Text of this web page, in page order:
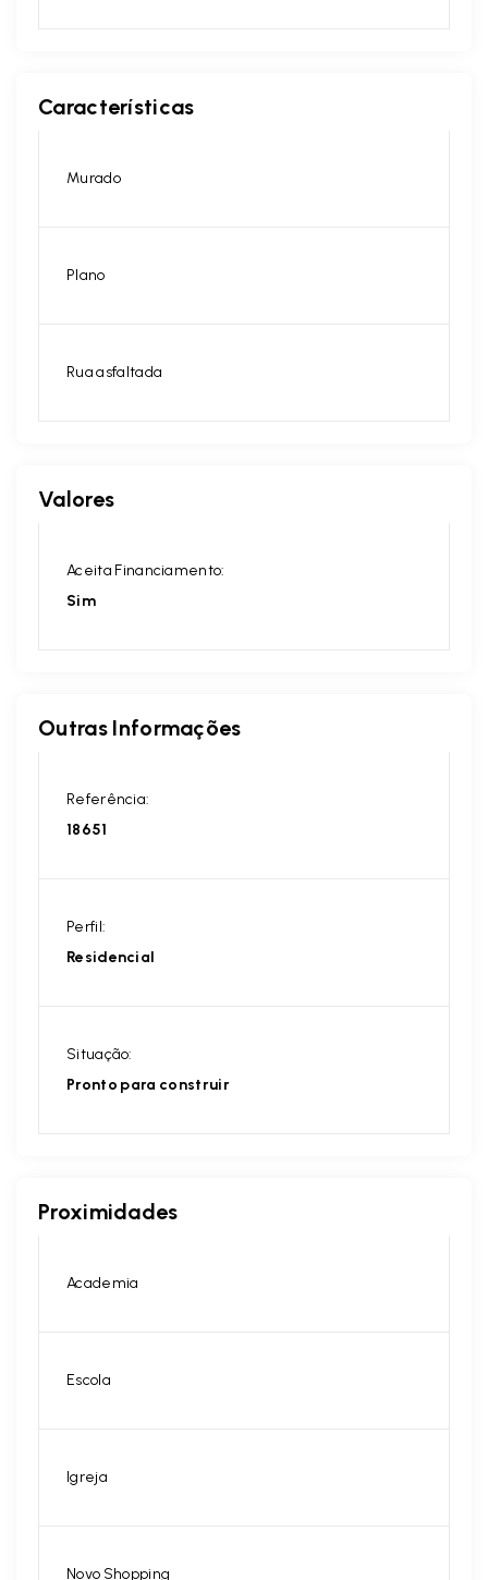
Características
Murado
Plano
Rua asfaltada
Valores
Aceita Financiamento:
Sim
Outras Informações
Referência:
18651
Perfil:
Residencial
Situação:
Pronto para construir
Proximidades
Academia
Escola
Igreja
Novo Shopping